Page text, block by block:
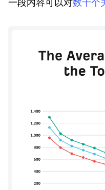
一段内容可以对数千个